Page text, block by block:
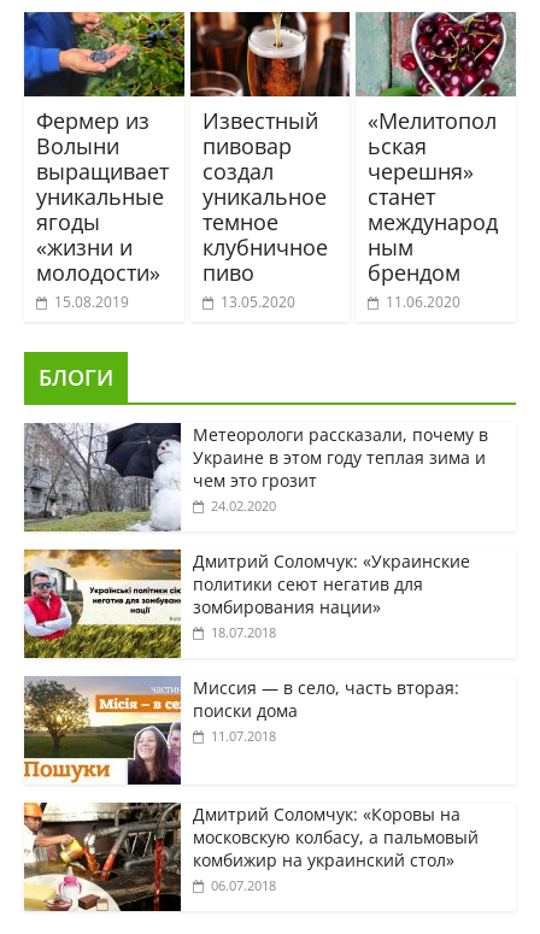
Фермер из
Волыни
выращивает
уникальные
ягоды
«жизни и
молодости»
15.08.2019
Известный
пивовар
создал
уникальное
темное
клубничное
пиво
13.05.2020
«Мелитопол
ьская
черешня»
станет
международ
ным
брендом
11.06.2020
БЛОГИ
Метеорологи рассказали, почему в
Украине в этом году теплая зима и
чем это грозит
24.02.2020
Дмитрий Соломчук: «Украинские
политики сеют негатив для
зомбирования нации»
18.07.2018
Миссия — в село, часть вторая:
поиски дома
11.07.2018
Дмитрий Соломчук: «Коровы на
московскую колбасу, а пальмовый
комбижир на украинский стол»
06.07.2018